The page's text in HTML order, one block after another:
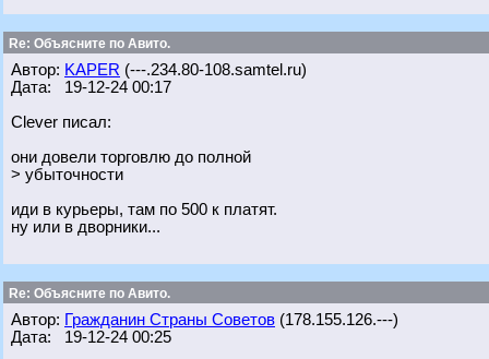
Re: Объясните по Авито.
Автор: KAPER (---.234.80-108.samtel.ru)
Дата: 19-12-24 00:17
Clever писал:
они довели торговлю до полной
> убыточности
иди в курьеры, там по 500 к платят.
ну или в дворники...
Re: Объясните по Авито.
Автор: Гражданин Страны Советов (178.155.126.---)
Дата: 19-12-24 00:25